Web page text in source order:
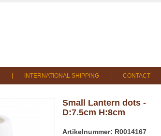
INTERNATIONAL SHIPPING CONTACT
Small Lantern dots -
D:7.5cm H:8cm
Artikelnummer: R0014167